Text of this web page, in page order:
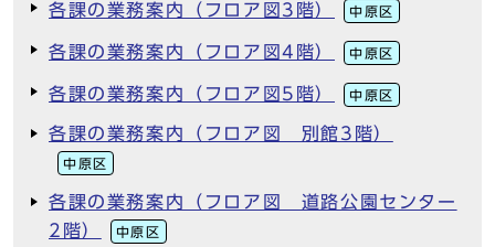
各課の業務案内（フロア図3階） 中原区
各課の業務案内（フロア図4階） 中原区
各課の業務案内（フロア図5階） 中原区
各課の業務案内（フロア図 別館3階）
中原区
各課の業務案内（フロア図 道路公園センター
2階）
中原区